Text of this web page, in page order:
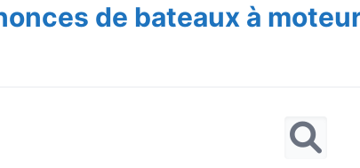
de bateaux à